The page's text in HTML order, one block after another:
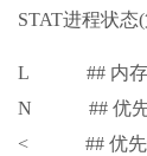
STAT进程状态
L ## 内存中
N ## 优先
< ## 优先